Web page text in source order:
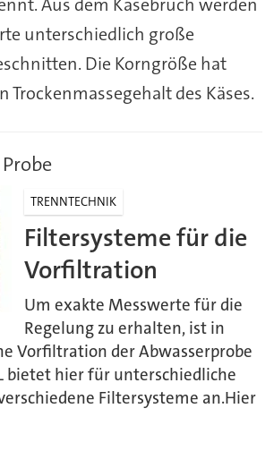
Aus dem Käsebruch werden
unterschiedlich große
Die Korngröße hat
Trockenmassegehalt des Käses.
TRENNTECHNIK
Filtersysteme für die
Vorfiltration
Um exakte Messwerte für die
Regelung zu erhalten, ist in
Vorfiltration der Abwasserprobe
bietet hier für unterschiedliche
Filtersysteme an.Hier